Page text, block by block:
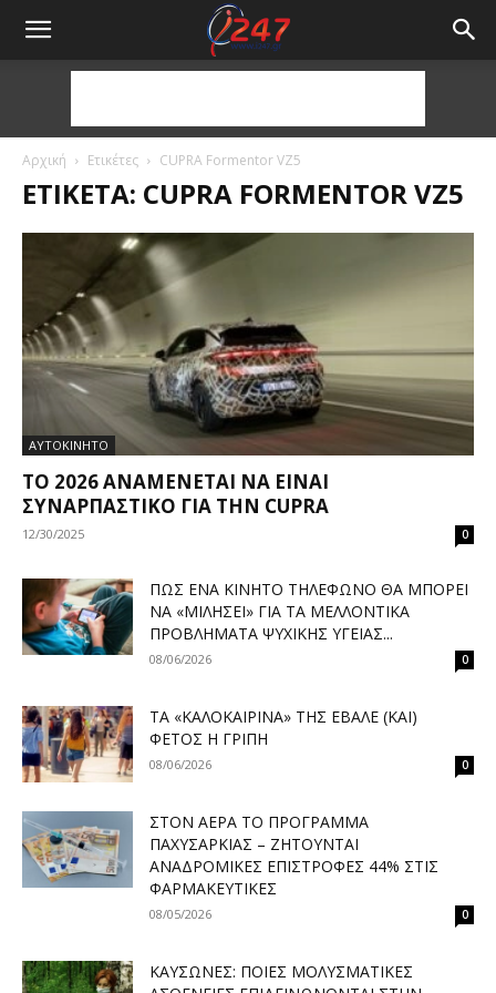
Αρχική Ετικέτες CUPRA Formentor VZ5
ΕΤΙΚΈΤΑ: CUPRA FORMENTOR VZ5
ΑΥΤΟΚΙΝΗΤΟ
ΤΟ 2026 ΑΝΑΜΈΝΕΤΑΙ ΝΑ ΕΊΝΑΙ
ΣΥΝΑΡΠΑΣΤΙΚΌ ΓΙΑ ΤΗΝ CUPRA
12/30/2025 0
ΠΏΣ ΈΝΑ ΚΙΝΗΤΌ ΤΗΛΈΦΩΝΟ ΘΑ ΜΠΟΡΕΊ
ΝΑ «ΜΙΛΉΣΕΙ» ΓΙΑ ΤΑ ΜΕΛΛΟΝΤΙΚΆ
ΠΡΟΒΛΉΜΑΤΑ ΨΥΧΙΚΉΣ ΥΓΕΊΑΣ...
08/06/2026 0
ΤΑ «ΚΑΛΟΚΑΙΡΙΝΆ» ΤΗΣ ΈΒΑΛΕ (ΚΑΙ)
ΦΈΤΟΣ Η ΓΡΊΠΗ
08/06/2026 0
ΣΤΟΝ ΑΈΡΑ ΤΟ ΠΡΌΓΡΑΜΜΑ
ΠΑΧΥΣΑΡΚΊΑΣ – ΖΗΤΟΎΝΤΑΙ
ΑΝΑΔΡΟΜΙΚΈΣ ΕΠΙΣΤΡΟΦΈΣ 44% ΣΤΙΣ
ΦΑΡΜΑΚΕΥΤΙΚΈΣ
08/05/2026 0
ΚΑΎΣΩΝΕΣ: ΠΟΙΕΣ ΜΟΛΥΣΜΑΤΙΚΈΣ